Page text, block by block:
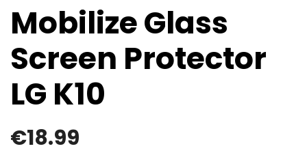
Mobilize Glass
Screen Protector
LG K10
€18.99